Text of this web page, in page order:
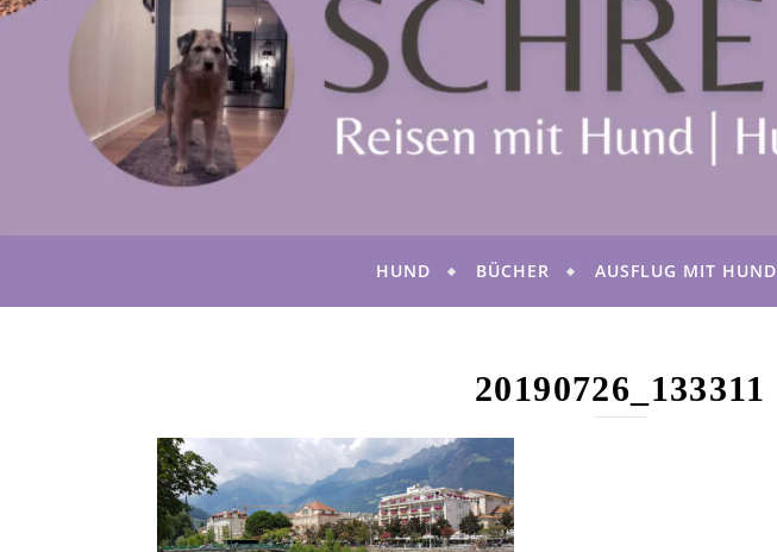
HUND BÜCHER AUSFLUG MIT HUND
20190726_133311